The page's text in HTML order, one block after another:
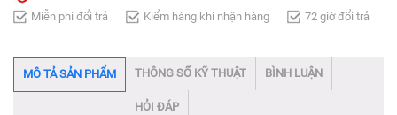
Miễn phí đổi trả
Kiểm hàng khi nhận hàng 72 giờ đổi trả
MÔ TẢ SẢN PHẨM THÔNG SỐ KỸ THUẬT BÌNH LUẬN
HỎI ĐÁP